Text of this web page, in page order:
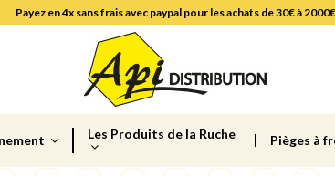
Payez en 4x sans frais avec paypal pour les achats de 30€ à 2000€
Les Produits de la Ruche Pièges à